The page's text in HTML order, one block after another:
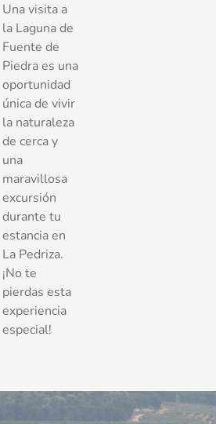
Una visita a
la Laguna de
Fuente de
Piedra es una
oportunidad
única de vivir
la naturaleza
de cerca y
una
maravillosa
excursión
durante tu
estancia en
La Pedriza.
¡No te
pierdas esta
experiencia
especial!